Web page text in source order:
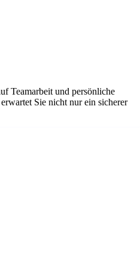
Teamarbeit und persönliche
Sie nicht nur ein sicherer